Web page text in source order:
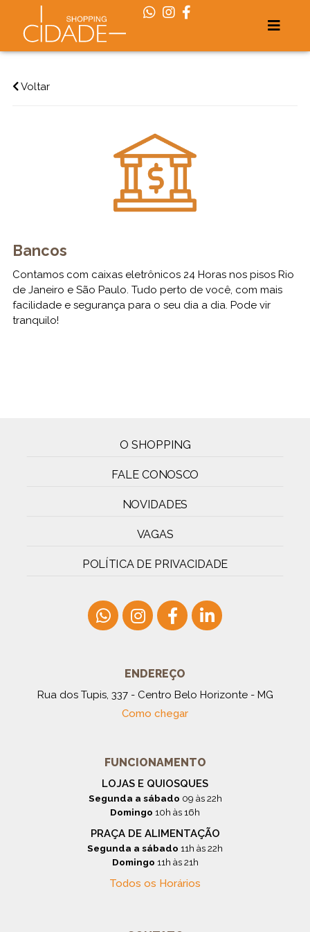
Voltar
Bancos
Contamos com caixas eletrônicos 24 Horas nos pisos Rio
de Janeiro e São Paulo. Tudo perto de você, com mais
facilidade e segurança para o seu dia a dia. Pode vir
tranquilo!
O SHOPPING
FALE CONOSCO
NOVIDADES
VAGAS
POLÍTICA DE PRIVACIDADE
ENDEREÇO
Rua dos Tupis, 337 - Centro Belo Horizonte - MG
Como chegar
FUNCIONAMENTO
LOJAS E QUIOSQUES
Segunda a sábado 09 às 22h
Domingo 10h às 16h
PRAÇA DE ALIMENTAÇÃO
Segunda a sábado 11h às 22h
Domingo 11h às 21h
Todos os Horários